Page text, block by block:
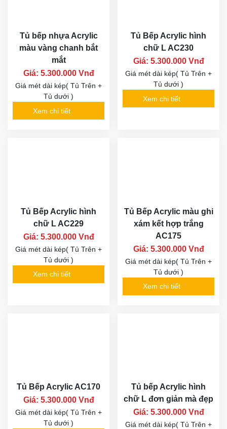
Tủ bếp nhựa Acrylic
màu vàng chanh bắt
mắt
Giá: 5.300.000 Vnđ
Giá mét dài kép( Tủ Trên +
Tủ dưới )
Xem chi tiết
Tủ Bếp Acrylic hình
chữ L AC230
Giá: 5.300.000 Vnđ
Giá mét dài kép( Tủ Trên +
Tủ dưới )
Xem chi tiết
Tủ Bếp Acrylic hình
chữ L AC229
Giá: 5.300.000 Vnđ
Giá mét dài kép( Tủ Trên +
Tủ dưới )
Xem chi tiết
Tủ Bếp Acrylic màu ghi
xám kết hợp trắng
AC175
Giá: 5.300.000 Vnđ
Giá mét dài kép( Tủ Trên +
Tủ dưới )
Xem chi tiết
Tủ Bếp Acrylic AC170
Giá: 5.300.000 Vnđ
Giá mét dài kép( Tủ Trên +
Tủ dưới )
Tủ bếp Acrylic hình
chữ L đơn giản mà đẹp
Giá: 5.300.000 Vnđ
Giá mét dài kép( Tủ Trên +